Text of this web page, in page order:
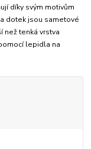
díky svým motivům
dotek jsou sametové
než tenká vrstva
lepidla na